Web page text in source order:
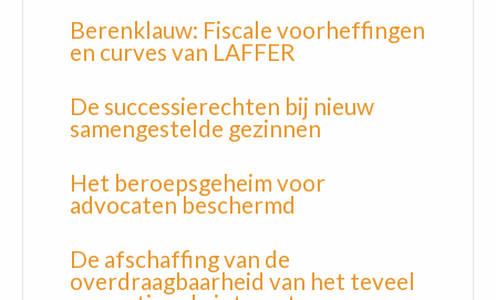
Berenklauw: Fiscale voorheffingen
en curves van LAFFER
De successierechten bij nieuw
samengestelde gezinnen
Het beroepsgeheim voor
advocaten beschermd
De afschaffing van de
overdraagbaarheid van het teveel